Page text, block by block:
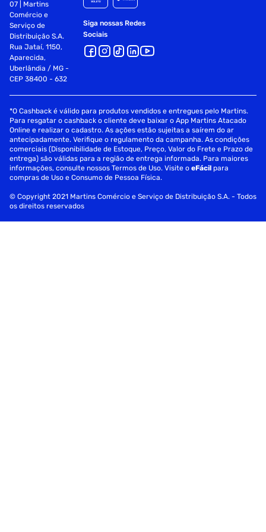
¿ Peso: 122 g
¿ Capacidade: 710 ml
¿ Medidas: 7,3 x7,3 x 26,6 cm
¿ Marca: CamelBak
07 | Martins
Comércio e
Serviço de
Distribuição S.A.
Rua Jataí, 1150,
Aparecida,
Uberlândia / MG -
CEP 38400 - 632
Siga nossas Redes
Sociais
*O Cashback é válido para produtos vendidos e entregues pelo Martins.
Para resgatar o cashback o cliente deve baixar o App Martins Atacado
Online e realizar o cadastro. As ações estão sujeitas a saírem do ar
antecipadamente. Verifique o regulamento da campanha. As condições
comerciais (Disponibilidade de Estoque, Preço, Valor do Frete e Prazo de
entrega) são válidas para a região de entrega informada. Para maiores
informações, consulte nossos Termos de Uso. Visite oeFácil para
compras de Uso e Consumo de Pessoa Física.
© Copyright 2021 Martins Comércio e Serviço de Distribuição S.A. - Todos
os direitos reservados